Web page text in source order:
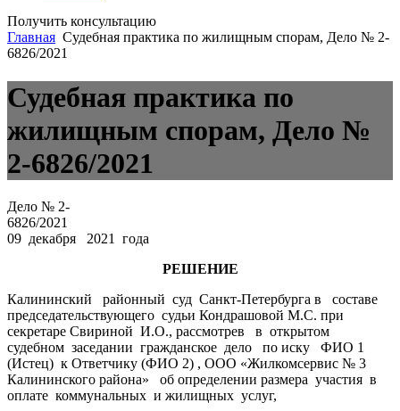
Получить консультацию
Главная Судебная практика по жилищным спорам, Дело № 2-
6826/2021
Судебная практика по
жилищным спорам, Дело №
2-6826/2021
Дело № 2-
6826/2021
09 декабря 2021 года
РЕШЕНИЕ
Калининский районный суд Санкт-Петербурга в составе
председательствующего судьи Кондрашовой М.С. при
секретаре Свириной И.О., рассмотрев в открытом
судебном заседании гражданское дело по иску ФИО 1
(Истец) к Ответчику (ФИО 2) , ООО «Жилкомсервис № 3
Калининского района» об определении размера участия в
оплате коммунальных и жилищных услуг,